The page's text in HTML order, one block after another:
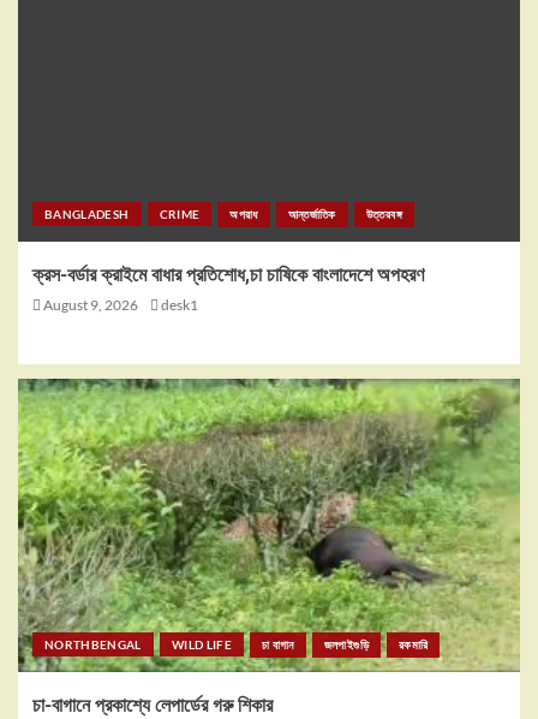
BANGLADESH CRIME অপরাধ আন্তর্জাতিক উত্তরবঙ্গ
ক্রস-বর্ডার ক্রাইমে বাধার প্রতিশোধ,চা চাষিকে বাংলাদেশে অপহরণ
August 9, 2026 desk1
NORTHBENGAL WILD LIFE চা বাগান জলপাইগুড়ি রকমারি
চা-বাগানে প্রকাশ্যে লেপার্ডের গরু শিকার